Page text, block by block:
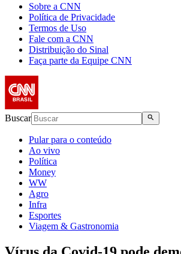
Sobre a CNN
Política de Privacidade
Termos de Uso
Fale com a CNN
Distribuição do Sinal
Faça parte da Equipe CNN
Buscar
Pular para o conteúdo
Ao vivo
Política
Money
WW
Agro
Infra
Esportes
Viagem & Gastronomia